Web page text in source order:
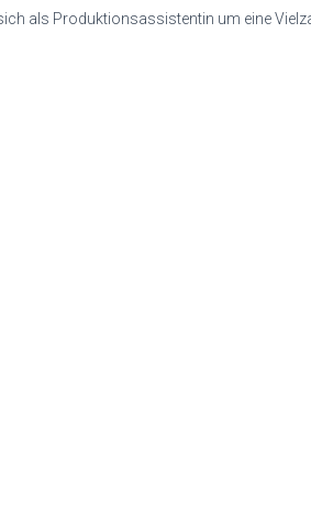
als Produktionsassistentin um eine